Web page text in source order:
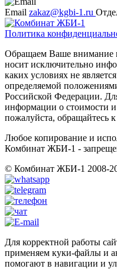
Email zakaz@kgbi-1.ru
Политика
Обращаем Ваше внимание
носит исключительно
каких условиях не
определяемой
Российской Федерации.
информации о стоимости
пожалуйста,
Любое копирование и
Комбинат ЖБИ-1 -
© Комбинат ЖБИ-1 2008-
Для корректной работы
применяем куки-файлы и
помогают в навигации и